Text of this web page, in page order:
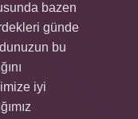
bazen
günde
bu
iyi